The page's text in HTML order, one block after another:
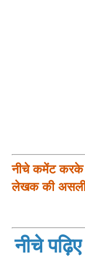
नीचे कमेंट करके
लेखक की
नीचे